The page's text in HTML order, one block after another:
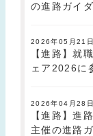
の進路ガイ
2026年05月21日
【進路】就
ェア2026に
2026年04月28日
【進路】進
主催の進路